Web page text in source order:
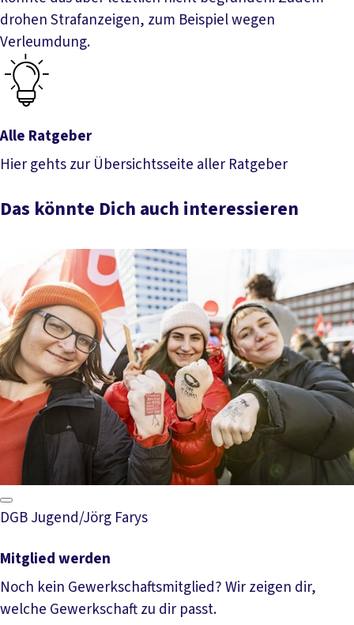
drohen Strafanzeigen, zum Beispiel wegen
Verleumdung.
Alle Ratgeber
Hier gehts zur Übersichtsseite aller Ratgeber
Alle Ratgeber
Das könnte Dich auch interessieren
DGB Jugend/Jörg Farys
Mitglied werden
Noch kein Gewerkschaftsmitglied? Wir zeigen dir,
welche Gewerkschaft zu dir passt.